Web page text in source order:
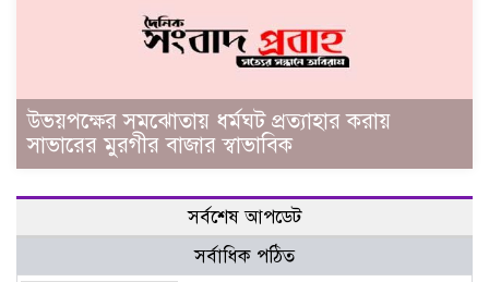
উভয়পক্ষের সমঝোতায় ধর্মঘট প্রত্যাহার করায়
সাভারের মুরগীর বাজার স্বাভাবিক
সর্বশেষ আপডেট
সর্বাধিক পঠিত